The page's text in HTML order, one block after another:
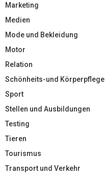
Marketing
Medien
Mode und Bekleidung
Motor
Relation
Schönheits-und Körperpflege
Sport
Stellen und Ausbildungen
Testing
Tieren
Tourismus
Transport und Verkehr